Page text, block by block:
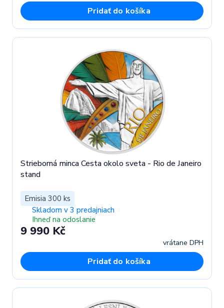
Pridať do košíka
Strieborná minca Cesta okolo sveta - Rio de Janeiro
stand
Emisia 300 ks
Skladom v 3 predajniach
Ihneď na odoslanie
9 990 Kč
vrátane DPH
Pridať do košíka